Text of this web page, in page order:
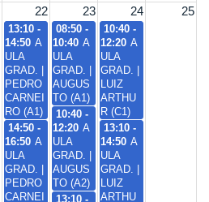
13:10 -
14:50 A
ULA
GRAD. |
PEDRO
CARNEI
RO (A1)
14:50 -
16:50 A
ULA
GRAD. |
PEDRO
CARNEI
08:50 -
10:40 A
ULA
GRAD. |
AUGUS
TO (A1)
10:40 -
12:20 A
ULA
GRAD. |
AUGUS
TO (A2)
10:40 -
12:20 A
ULA
GRAD. |
LUIZ
ARTHU
R (C1)
13:10 -
14:50 A
ULA
GRAD. |
LUIZ
ARTHU
13:10 -
22 23 24 25